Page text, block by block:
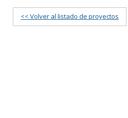
<< Volver al listado de proyectos